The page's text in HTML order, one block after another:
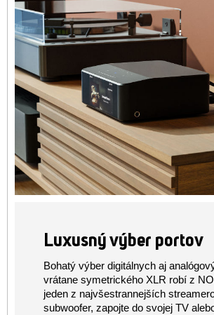
Luxusný výber portov
Bohatý výber digitálnych aj
vrátane symetrického XLR robí z
jeden z najvšestrannejších
subwoofer, zapojte do svojej TV